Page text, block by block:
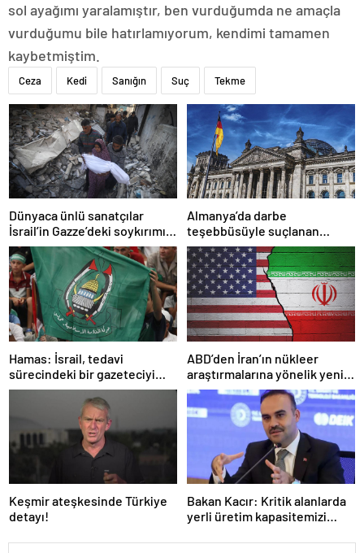
sol ayağımı yaralamıştır, ben vurduğumda ne amaçla
vurduğumu bile hatırlamıyorum, kendimi tamamen
kaybetmiştim.
Ceza Kedi Sanığın Suç Tekme
Dünyaca ünlü sanatçılar
İsrail’in Gazze’deki soykırımını
kınadı
Almanya’da darbe
teşebbüsüyle suçlanan
örgüte ait dernek yasaklandı
Hamas: İsrail, tedavi
sürecindeki bir gazeteciyi
öldürerek savaş suçu
ABD’den İran’ın nükleer
araştırmalarına yönelik yeni
yaptırımlar
Keşmir ateşkesinde Türkiye
detayı!
Bakan Kacır: Kritik alanlarda
yerli üretim kapasitemizi